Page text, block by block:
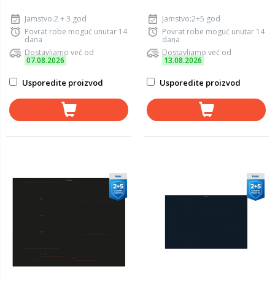
Jamstvo:2 + 3 god
Povrat robe moguć unutar 14
dana
Dostavljamo već od
07.08.2026
Usporedite proizvod
Jamstvo:2+5 god
Povrat robe moguć unutar 14
dana
Dostavljamo već od
13.08.2026
Usporedite proizvod